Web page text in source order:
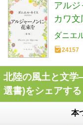
アルジ
カワ文
ダニエ
24157
北陸の風土と文
選書)をシェアする
本